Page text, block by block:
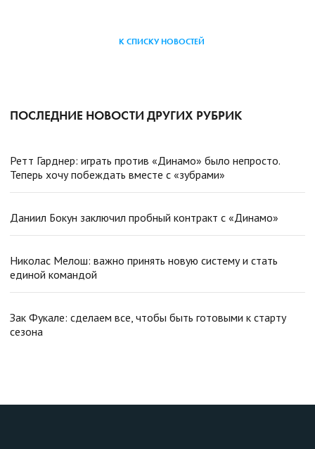
К СПИСКУ НОВОСТЕЙ
ПОСЛЕДНИЕ НОВОСТИ ДРУГИХ РУБРИК
Ретт Гарднер: играть против «Динамо» было непросто.
Теперь хочу побеждать вместе с «зубрами»
Даниил Бокун заключил пробный контракт с «Динамо»
Николас Мелош: важно принять новую систему и стать
единой командой
Зак Фукале: сделаем все, чтобы быть готовыми к старту
сезона